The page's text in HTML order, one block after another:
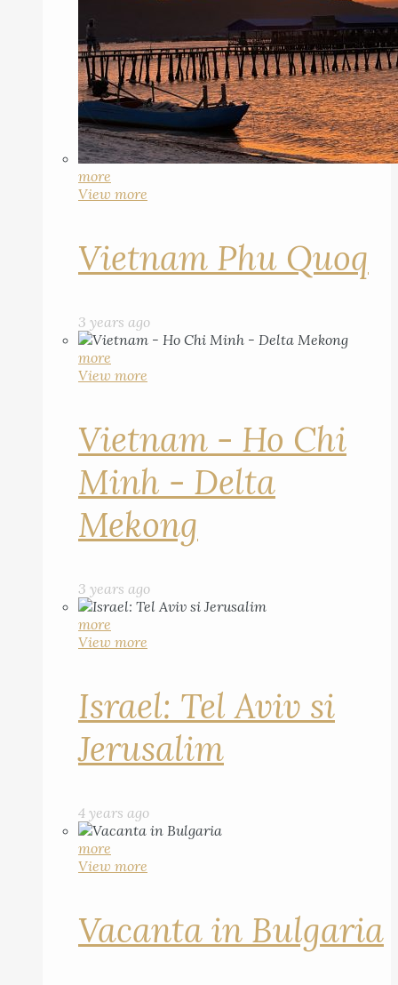
more
View more
Vietnam Phu Quoq
3 years ago
more
View more
Vietnam - Ho Chi
Minh - Delta
Mekong
3 years ago
more
View more
Israel: Tel Aviv si
Jerusalim
4 years ago
more
View more
Vacanta in Bulgaria